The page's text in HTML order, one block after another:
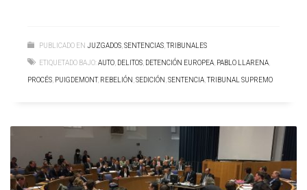
PUBLICADO EN JUZGADOS,SENTENCIAS,TRIBUNALES
ETIQUETADO BAJO:AUTO, DELITOS, DETENCIÓN EUROPEA, PABLO LLARENA,
PROCÉS, PUIGDEMONT, REBELIÓN,SEDICIÓN,SENTENCIA,TRIBUNAL SUPREMO